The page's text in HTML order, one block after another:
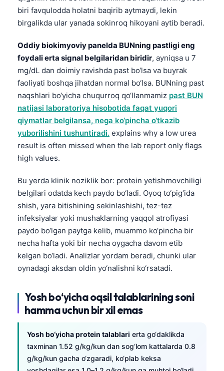
biri favqulodda holatni baqirib aytmaydi, lekin
birgalikda ular yanada sokinroq hikoyani aytib beradi.
Oddiy biokimyoviy panelda BUNning pastligi eng
foydali erta signal belgilaridan biridir, ayniqsa u 7
mg/dL dan doimiy ravishda past bo‘lsa va buyrak
faoliyati boshqa jihatdan normal bo‘lsa. BUNning past
naqshlari bo‘yicha chuqurroq qo‘llanmamiz past BUN
natijasi laboratoriya hisobotida faqat yuqori
qiymatlar belgilansa, nega ko‘pincha o‘tkazib
yuborilishini tushuntiradi. explains why a low urea
result is often missed when the lab report only flags
high values.
Bu yerda klinik noziklik bor: protein yetishmovchiligi
belgilari odatda kech paydo bo‘ladi. Oyoq to‘pig‘ida
shish, yara bitishining sekinlashishi, tez-tez
infeksiyalar yoki mushaklarning yaqqol atrofiyasi
paydo bo‘lgan paytga kelib, muammo ko‘pincha bir
necha hafta yoki bir necha oygacha davom etib
kelgan bo‘ladi. Analizlar yordam beradi, chunki ular
oynadagi aksdan oldin yo‘nalishni ko‘rsatadi.
Yosh bo‘yicha oqsil talablarining soni
hamma uchun bir xil emas
Yosh bo‘yicha protein talablari erta go‘daklikda
taxminan 1.52 g/kg/kun dan sog‘lom kattalarda 0.8
g/kg/kun gacha o‘zgaradi, ko‘plab keksa